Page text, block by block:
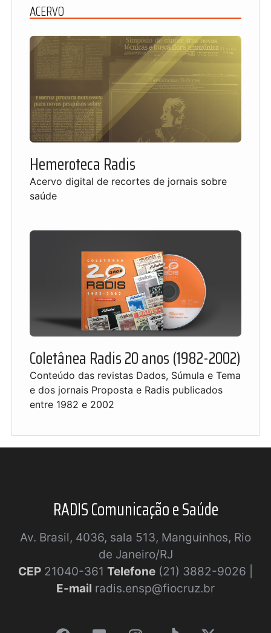
ACERVO
Hemeroteca Radis
Acervo digital de recortes de jornais sobre
saúde
Coletânea Radis 20 anos (1982-2002)
Conteúdo das revistas Dados, Súmula e Tema
e dos jornais Proposta e Radis publicados
entre 1982 e 2002
RADIS Comunicação e Saúde
Av. Brasil, 4036, sala 513, Manguinhos, Rio
de Janeiro/RJ
CEP 21040-361 Telefone (21) 3882-9026 |
E-mail radis.ensp@fiocruz.br